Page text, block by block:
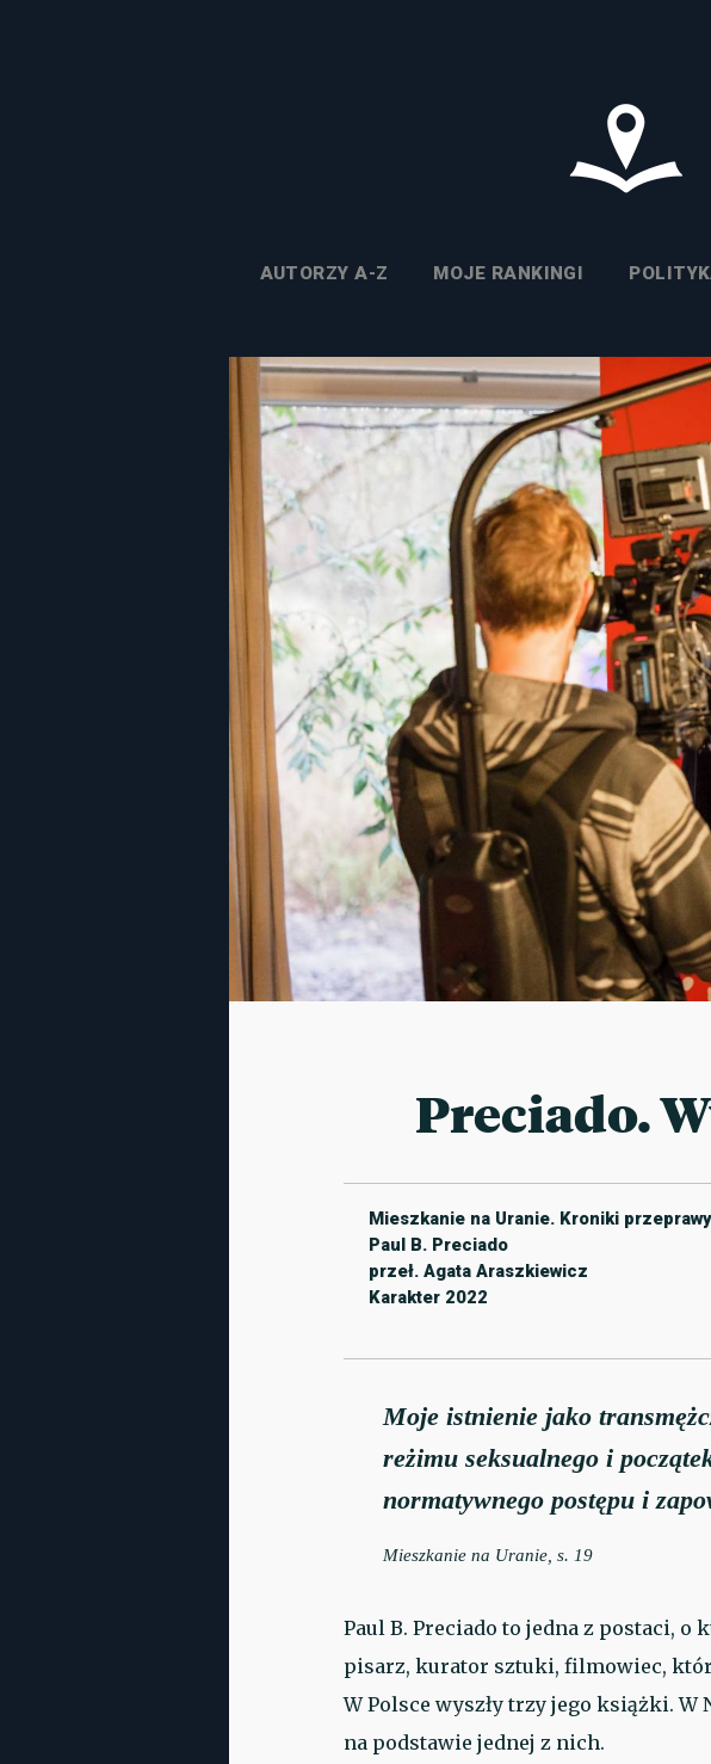
AUTORZY A-Z MOJE RANKINGI
Preciado.
Mieszkanie na Uranie. Kroniki przeprawy
Paul B. Preciado
przeł. Agata Araszkiewicz
Karakter 2022
Moje istnienie jako
reżimu seksualnego i
normatywnego postępu i
Mieszkanie na Uranie , s. 19
Paul B. Preciado to jedna z postaci,
pisarz, kurator sztuki, filmowiec,
W Polsce wyszły trzy jego książki.
na podstawie jednej z nich.